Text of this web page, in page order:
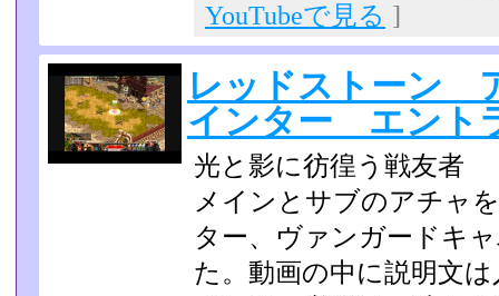
YouTubeで見る ]
レッドストーン
インター エン
光と影に彷徨う戦友者
メインとサブのアチャ
ター、ヴァンガードキ
た。動画の中に説明文